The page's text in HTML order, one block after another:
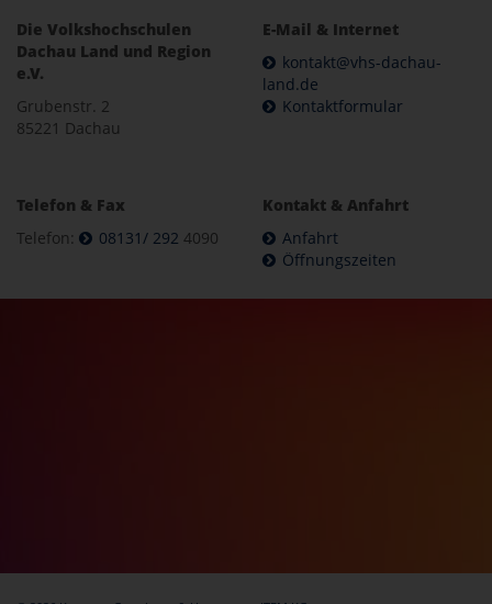
Die Volkshochschulen
Dachau Land und Region
e.V.
Grubenstr. 2
85221 Dachau
E-Mail & Internet
kontakt@vhs-dachau-
land.de
Kontaktformular
Telefon & Fax
Telefon:
08131/ 292 4090
Kontakt & Anfahrt
Anfahrt
Öffnungszeiten